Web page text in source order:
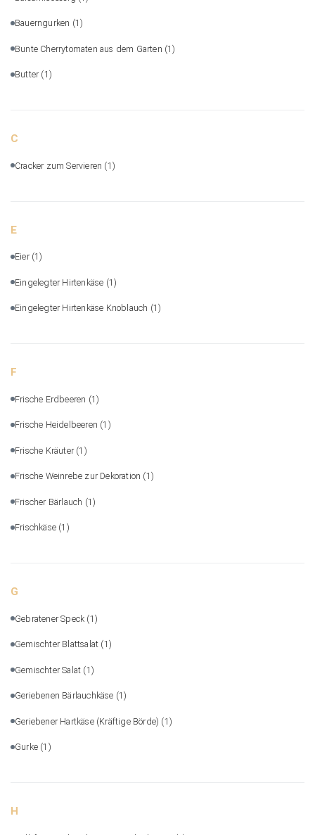
Bauerngurken (1)
Bunte Cherrytomaten aus dem Garten (1)
Butter (1)
C
Cracker zum Servieren (1)
E
Eier (1)
Eingelegter Hirtenkäse (1)
Eingelegter Hirtenkäse Knoblauch (1)
F
Frische Erdbeeren (1)
Frische Heidelbeeren (1)
Frische Kräuter (1)
Frische Weinrebe zur Dekoration (1)
Frischer Bärlauch (1)
Frischkäse (1)
G
Gebratener Speck (1)
Gemischter Blattsalat (1)
Gemischter Salat (1)
Geriebenen Bärlauchkäse (1)
Geriebener Hartkäse (Kräftige Börde) (1)
Gurke (1)
H